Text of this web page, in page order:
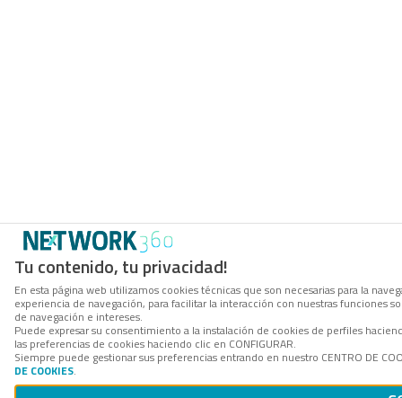
Tu contenido, tu privacidad!
En esta página web utilizamos cookies técnicas que son necesarias para la
experiencia de navegación, para facilitar la interacción con nuestras funciones
de navegación e intereses.
Puede expresar su consentimiento a la instalación de cookies de perfiles
las preferencias de cookies haciendo clic en CONFIGURAR.
Siempre puede gestionar sus preferencias entrando en nuestro CENTRO DE
DE COOKIES.